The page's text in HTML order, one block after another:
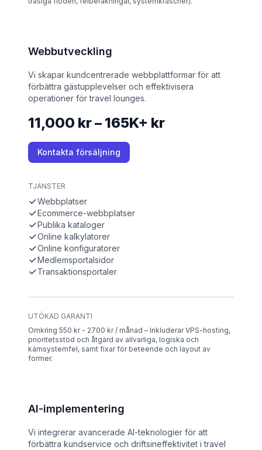
Webbutveckling
Vi skapar kundcentrerade webbplattformar för att
förbättra gästupplevelser och effektivisera
operationer för travel lounges.
11,000 kr – 165K+ kr
Kontakta försäljning
TJÄNSTER
Webbplatser
Ecommerce-webbplatser
Publika kataloger
Online kalkylatorer
Online konfiguratorer
Medlemsportalsidor
Transaktionsportaler
UTÖKAD GARANTI
Omkring 550 kr - 2700 kr / månad – Inkluderar VPS-hosting,
prioritetsstöd och åtgärd av allvarliga, logiska och
kärnsystemfel, samt fixar för beteende och layout av
former.
AI-implementering
Vi integrerar avancerade AI-teknologier för att
förbättra kundservice och driftsineffektivitet i travel